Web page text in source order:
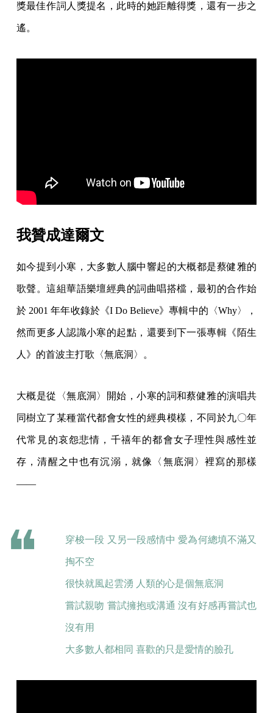
獎最佳作詞人獎提名，此時的她距離得獎，還有一步之
遙。
我贊成達爾文
如今提到小寒，大多數人腦中響起的大概都是蔡健雅的
歌聲。這組華語樂壇經典的詞曲唱搭檔，最初的合作始
於 2001 年年收錄於《I Do Believe》專輯中的〈Why〉，
然而更多人認識小寒的起點，還要到下一張專輯《陌生
人》的首波主打歌〈無底洞〉。
大概是從〈無底洞〉開始，小寒的詞和蔡健雅的演唱共
同樹立了某種當代都會女性的經典模樣，不同於九〇年
代常見的哀怨悲情，千禧年的都會女子理性與感性並
存，清醒之中也有沉溺，就像〈無底洞〉裡寫的那樣
——
穿梭一段 又另一段感情中 愛為何總填不滿又
掏不空
很快就風起雲湧 人類的心是個無底洞
嘗試親吻 嘗試擁抱或溝通 沒有好感再嘗試也
沒有用
大多數人都相同 喜歡的只是愛情的臉孔